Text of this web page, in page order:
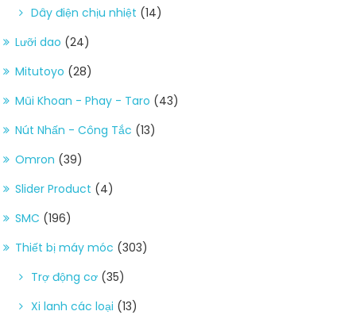
Dây điện chịu nhiệt (14)
Lưỡi dao (24)
Mitutoyo (28)
Mũi Khoan - Phay - Taro (43)
Nút Nhấn - Công Tắc (13)
Omron (39)
Slider Product (4)
SMC (196)
Thiết bị máy móc (303)
Trợ động cơ (35)
Xi lanh các loại (13)